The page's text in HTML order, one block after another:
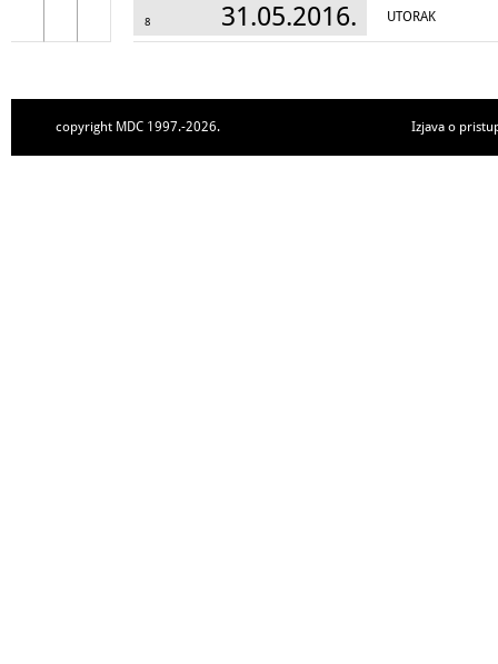
8 31.05.2016. UTORAK
copyright MDC 1997.-2026. Izjava o